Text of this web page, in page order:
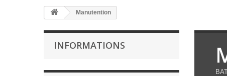
Manutention
INFORMATIONS